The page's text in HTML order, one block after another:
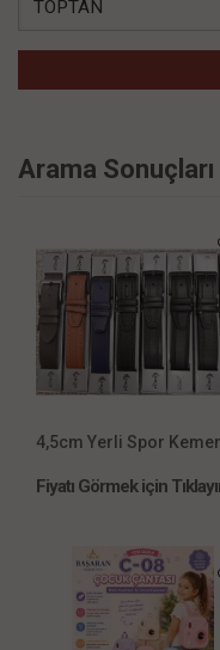
Arama
4,5cm Yerli Spor Kemer
Fiyatı Görmek için